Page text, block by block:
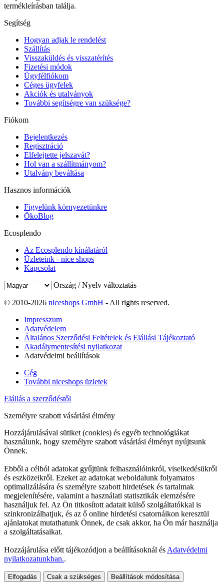
termékleírásban találja.
Segítség
Hogyan adjak le rendelést
Szállítás
Visszaküldés és visszatérítés
Fizetési módok
Ügyfélfiókom
Céges ügyfelek
Akciók és utalványok
További segítségre van szüksége?
Fiókom
Bejelentkezés
Regisztráció
Elfelejtette jelszavát?
Hol van a szállítmányom?
Utalvány beváltása
Hasznos információk
Figyelünk környezetünkre
ÖkoBlog
Ecosplendo
Az Ecosplendo kínálatáról
Üzleteink - nice shops
Kapcsolat
Ország / Nyelv változtatás
© 2010-2026 niceshops GmbH - All rights reserved.
Impresszum
Adatvédelem
Általános Szerződési Feltételek és Elállási Tájékoztató
Akadálymentesítési nyilatkozat
Adatvédelmi beállítások
Cég
További niceshops üzletek
Elállás a szerződéstől
Személyre szabott vásárlási élmény
Hozzájárulásával sütiket (cookies) és egyéb technológiákat
használunk, hogy személyre szabott vásárlási élményt nyújtsunk
Önnek.
Ebből a célból adatokat gyűjtünk felhasználóinkról, viselkedésükről
és eszközeikről. Ezeket az adatokat weboldalunk folyamatos
optimalizálására és személyre szabott hirdetések és tartalmak
megjelenítésére, valamint a használati statisztikák elemzésére
használjuk fel. Az Ön titkosított adatait külső szolgáltatókkal is
szinkronizálhatjuk, és az ő online hirdetési csatornáikon keresztül
ajánlatokat mutathatunk Önnek, de csak akkor, ha Ön már használja
a szolgáltatásaikat.
Hozzájárulása előtt tájékozódjon a beállításoknál és Adatvédelmi
nyilatkozatunkban..
Elfogadás Csak a szükséges Beállítások módosítása